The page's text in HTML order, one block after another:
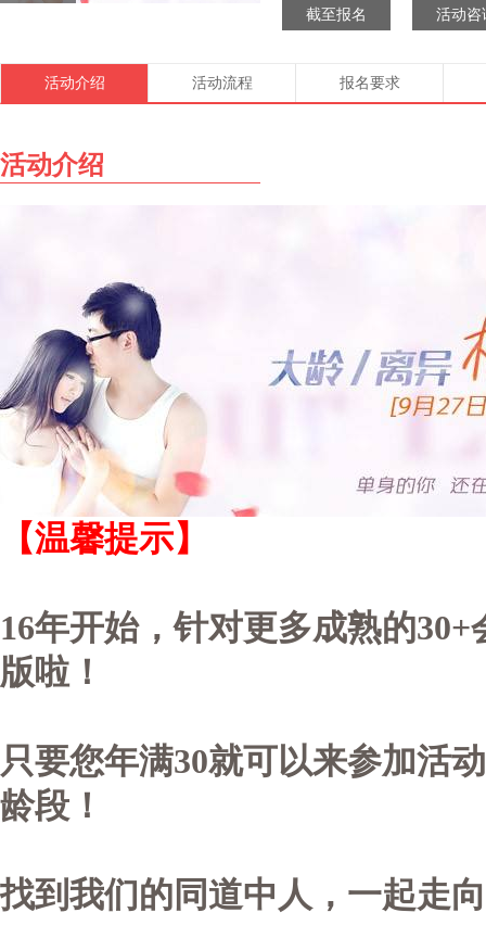
截至报名 活动咨
活动介绍 活动流程 报名要求
活动介绍
【温馨提示】
16年开始，针对更多成熟的30+
版啦！
只要您年满30就可以来参加活
龄段！
找到我们的同道中人，一起走